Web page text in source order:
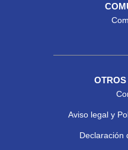
Aviso legal y
Declaración